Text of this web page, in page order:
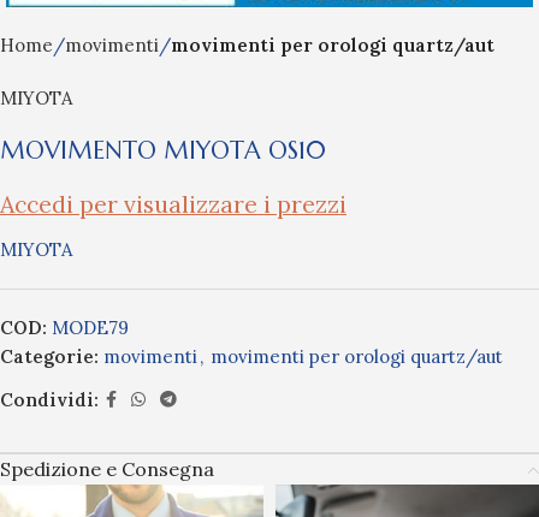
Home movimenti movimenti per orologi quartz/aut
MIYOTA
MOVIMENTO MIYOTA OS10
Accedi per visualizzare i prezzi
MIYOTA
COD: MODE79
Categorie: movimenti, movimenti per orologi quartz/aut
Condividi:
Spedizione e Consegna